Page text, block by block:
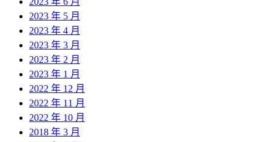
2023 年 5 月
2023 年 4 月
2023 年 3 月
2023 年 2 月
2023 年 1 月
2022 年 12 月
2022 年 11 月
2022 年 10 月
2018 年 3 月